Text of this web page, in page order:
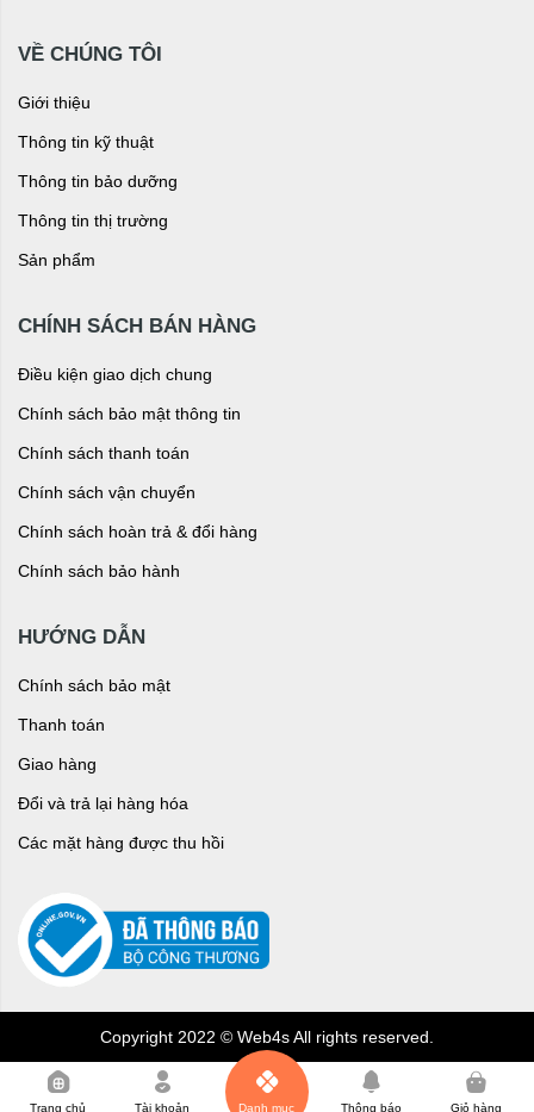
VỀ CHÚNG TÔI
Giới thiệu
Thông tin kỹ thuật
Thông tin bảo dưỡng
Thông tin thị trường
Sản phẩm
CHÍNH SÁCH BÁN HÀNG
Điều kiện giao dịch chung
Chính sách bảo mật thông tin
Chính sách thanh toán
Chính sách vận chuyển
Chính sách hoàn trả & đổi hàng
Chính sách bảo hành
HƯỚNG DẪN
Chính sách bảo mật
Thanh toán
Giao hàng
Đổi và trả lại hàng hóa
Các mặt hàng được thu hồi
Copyright 2022 © Web4s All rights reserved.
Trang chủ Tài khoản Danh mục Thông báo Giỏ hàng